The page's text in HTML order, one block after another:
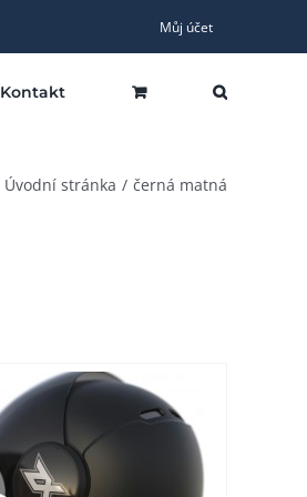
Můj účet
Kontakt
Úvodní stránka černá matná